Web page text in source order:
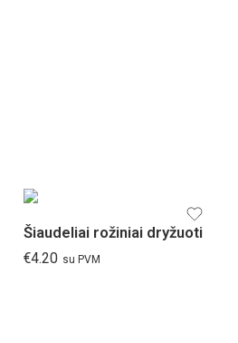
Šiaudeliai rožiniai dryžuoti
€4.20 su PVM